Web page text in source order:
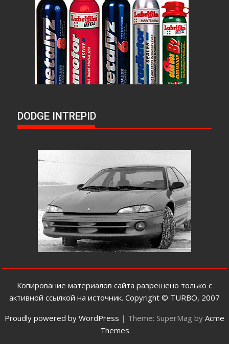
DODGE INTREPID
Копирование материалов сайта разрешено только с
активной cсылкой на источник. Copyright © TURBO, 2007
Proudly powered by WordPress | Theme: SuperMag by Acme
Themes